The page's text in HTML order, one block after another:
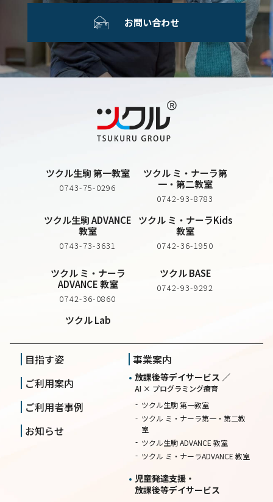
は、各サービスの利用状況を確認する等の際に、何ら
かの不具合が生じる可能性があることに注意する必要
第5条（個人情報の利用目的）
本サイトは、ユーザーから収集した個人情報等を以下
の目的のために使用するものとします。
ユーザーからの依頼等に対する御見積書・請求書等の
送信,「商品を配送する」「支払い等の連絡を行う」
感想の提供を求める場合。
本サイト内各規約等に違反する行為又はその恐れのあ
る行為を行ったユーザーに対して注意又は警告を行う
本サイトに対する債務を有するユーザーに同債務の履
本サイトは、収集した個人情報等を個人情報保護法及
び行政書士法に基づき第三者に対して開示又は提供し
ないものとします。
ありません。
利用目的の達成のために業務を委託する場合。
法令により開示が認められているもしくは、開示を求
人の生命、身体又は財産の保護のために必要がある場
合であって、本人の同意を得ることが困難である場
合。
警察、検察、裁判所、消費者センター等公的機関等に
よって開示を求められた場合。
人情報等を厳重に管理し機密保持に努めるものとしま
お問い合わせ
ツクル ミ・ナーラKids
教室
0742-36-1950
ツクル生駒 第一教室
0743-75-0296
ツクル ミ・ナーラ第
一・第二教室
0742-93-8783
ツクル生駒 ADVANCE
教室
0743-73-3631
ツクル ミ・ナーラ
ADVANCE 教室
0742-36-0860
ツクル Lab
ツクル BASE
0742-93-9292
目指す姿
ご利用案内
ご利用者事例
お知らせ
事業案内
放課後等デイサービス ／
AI × プログラミング療育
ツクル生駒 第一教室
ツクル ミ・ナーラ第一・第二教
室
ツクル生駒 ADVANCE 教室
ツクル ミ・ナーラADVANCE 教室
児童発達支援・
放課後等デイサービス